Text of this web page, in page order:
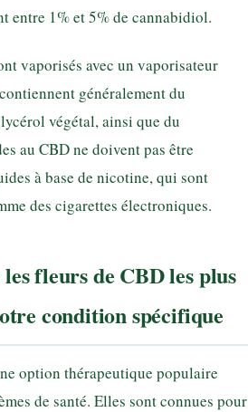
entre 1% et 5% de cannabidiol.
vaporisés avec un vaporisateur
généralement du
végétal, ainsi que du
au CBD ne doivent pas être
à base de nicotine, qui sont
des cigarettes électroniques.
fleurs de CBD les plus
condition spécifique
option thérapeutique populaire
de santé. Elles sont connues pour